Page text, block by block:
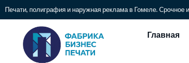
Печати, полиграфия и наружная реклама в Гомеле. Срочное
Главная